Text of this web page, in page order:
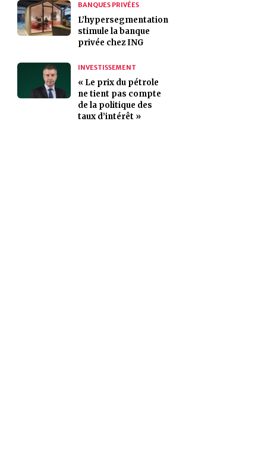
BANQUES PRIVÉES
L’hypersegmentation
stimule la banque
privée chez ING
INVESTISSEMENT
« Le prix du pétrole
ne tient pas compte
de la politique des
taux d’intérêt »